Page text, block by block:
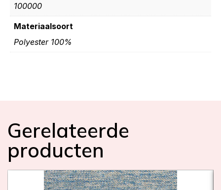
100000
Materiaalsoort
Polyester 100%
Gerelateerde
producten